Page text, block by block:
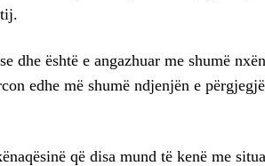
dhe është e angazhuar me shumë
edhe më shumë ndjenjën e
që disa mund të kenë me